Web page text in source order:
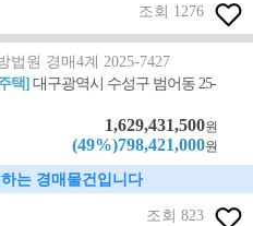
조회 1276
법원 경매4계 2025-7427
택]대구광역시 수성구 범어동 25-
1,629,431,500원
(49%)798,421,000원
는 경매물건입니다
조회 823